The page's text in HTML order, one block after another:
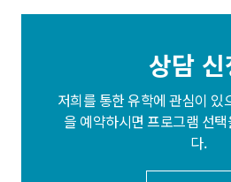
상담 신
저희를 통한 유학에 관심이 있
을 예약하시면 프로그램 선
다.